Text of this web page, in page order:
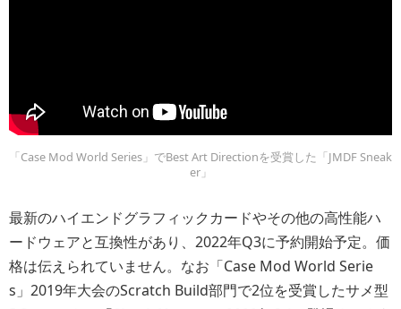
「Case Mod World Series」でBest Art Directionを受賞した「JMDF Sneak
er」
最新のハイエンドグラフィックカードやその他の高性能ハ
ードウェアと互換性があり、2022年Q3に予約開始予定。価
格は伝えられていません。なお「Case Mod World Serie
s」2019年大会のScratch Build部門で2位を受賞したサメ型